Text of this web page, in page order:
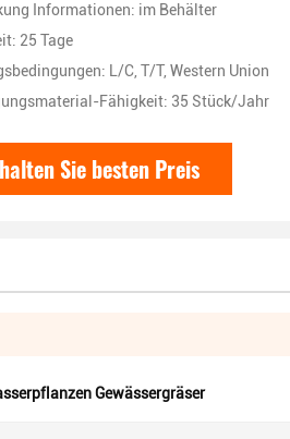
Informationen: im Behälter
25 Tage
L/C, T/T, Western Union
Fähigkeit: 35 Stück/Jahr
Sie besten Preis
Gewässergräser